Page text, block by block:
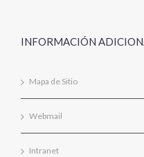
INFORMACIÓN
Mapa de Sitio
Webmail
Intranet